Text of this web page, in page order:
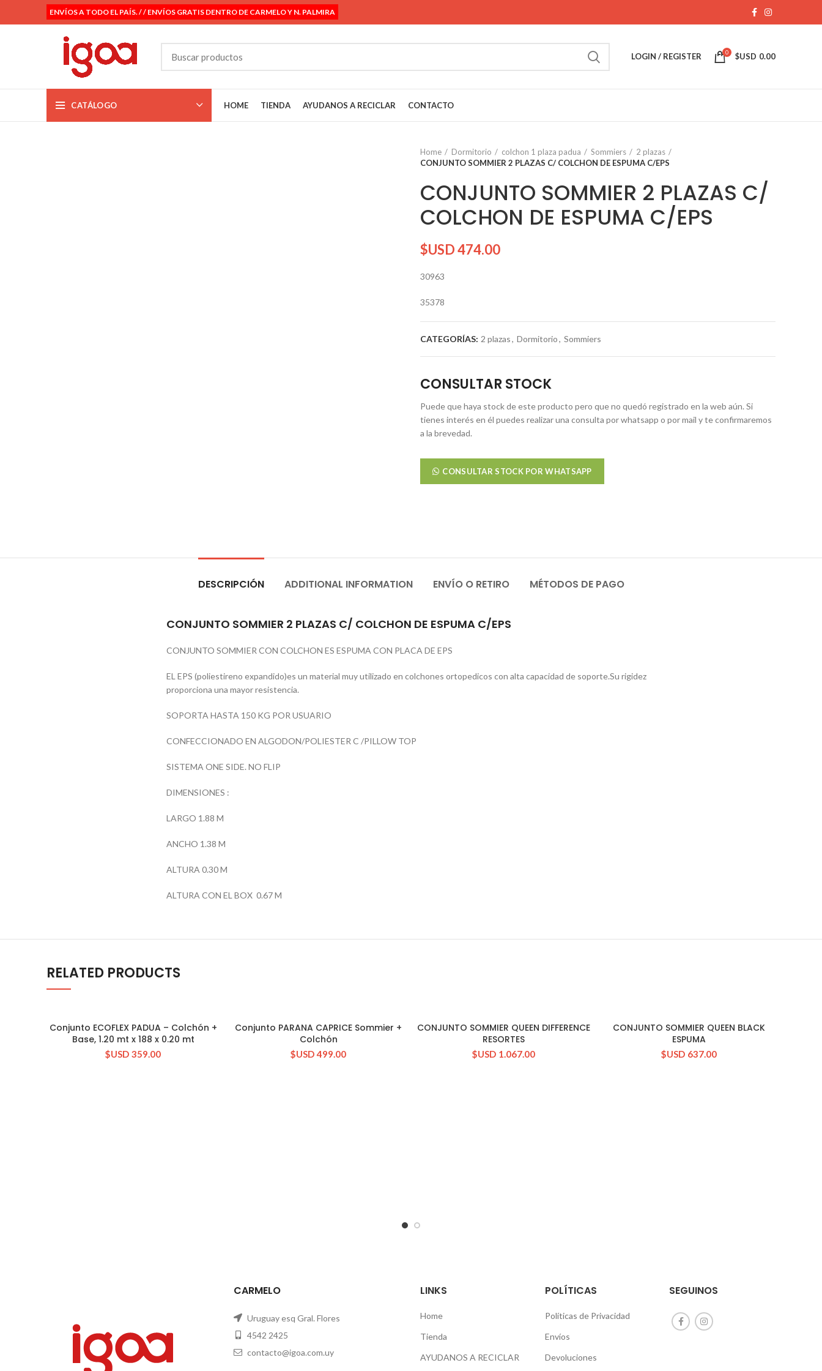
ENVÍOS A TODO EL PAÍS. / / ENVÍOS GRATIS DENTRO DE CARMELO Y N. PALMIRA
LOGIN / REGISTER 0 $USD 0.00
CATÁLOGO HOME TIENDA AYUDANOS A RECICLAR CONTACTO
Home Dormitorio colchon 1 plaza padua Sommiers
2 plazas
CONJUNTO SOMMIER 2 PLAZAS C/ COLCHON DE ESPUMA C/EPS
CONJUNTO SOMMIER 2 PLAZAS C/
COLCHON DE ESPUMA C/EPS
$USD474.00
30963
35378
CATEGORÍAS: 2 plazas, Dormitorio, Sommiers
CONSULTAR STOCK
Puede que haya stock de este producto pero que no quedó registrado en la web aún. Si
tienes interés en él puedes realizar una consulta por whatsapp o por mail y te confirmaremos
a la brevedad.
CONSULTAR STOCK POR WHATSAPP
DESCRIPCIÓN ADDITIONAL INFORMATION ENVÍO O RETIRO MÉTODOS DE PAGO
CONJUNTO SOMMIER 2 PLAZAS C/ COLCHON DE ESPUMA C/EPS
CONJUNTO SOMMIER CON COLCHON ES ESPUMA CON PLACA DE EPS
EL EPS (poliestireno expandido)es un material muy utilizado en colchones ortopedicos con alta capacidad de soporte.Su rigidez
proporciona una mayor resistencia.
SOPORTA HASTA 150 KG POR USUARIO
CONFECCIONADO EN ALGODON/POLIESTER C /PILLOW TOP
SISTEMA ONE SIDE. NO FLIP
DIMENSIONES :
LARGO 1.88 M
ANCHO 1.38 M
ALTURA 0.30 M
ALTURA CON EL BOX 0.67 M
RELATED PRODUCTS
CONSULTAR STOCK
Conjunto ECOFLEX PADUA – Colchón +
Base, 1.20 mt x 188 x 0.20 mt
$USD 359.00
CONSULTAR STOCK
Conjunto PARANA CAPRICE Sommier +
Colchón
$USD 499.00
CONSULTAR STOCK
CONJUNTO SOMMIER QUEEN DIFFERENCE
RESORTES
$USD 1.067.00
CONSULTAR STOCK
CONJUNTO SOMMIER QUEEN BLACK
ESPUMA
$USD 637.00
CARMELO
Uruguay esq Gral. Flores
4542 2425
contacto@igoa.com.uy
LINKS
Home
Tienda
AYUDANOS A RECICLAR
POLÍTICAS
Políticas de Privacidad
Envíos
Devoluciones
SEGUINOS